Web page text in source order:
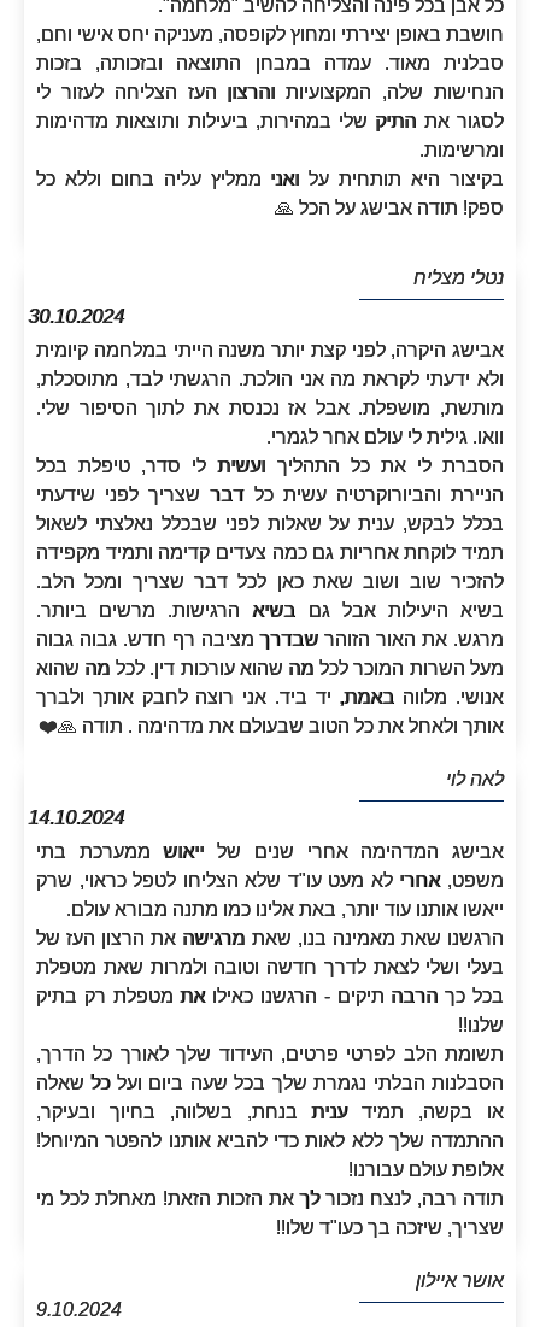
כל אבן בכל פינה והצליחה להשיב "מלחמה".
חושבת באופן יצירתי ומחוץ לקופסה, מעניקה יחס אישי וחם,
סבלנית מאוד. עמדה במבחן התוצאה ובזכותה, בזכות
הנחישות שלה, המקצועיות והרצון העז הצליחה לעזור לי
לסגור את התיק שלי במהירות, ביעילות ותוצאות מדהימות
ומרשימות.
בקיצור היא תותחית על ואני ממליץ עליה בחום וללא כל
ספק! תודה אבישג על הכל 🙏‏
אבישג היקרה, לפני קצת יותר משנה הייתי במלחמה קיומית
ולא ידעתי לקראת מה אני הולכת. הרגשתי לבד, מתוסכלת,
מותשת, מושפלת. אבל אז נכנסת את לתוך הסיפור שלי.
וואו. גילית לי עולם אחר לגמרי.
הסברת לי את כל התהליך ועשית לי סדר, טיפלת בכל
הניירת והביורוקרטיה עשית כל דבר שצריך לפני שידעתי
בכלל לבקש, ענית על שאלות לפני שבכלל נאלצתי לשאול
תמיד לוקחת אחריות גם כמה צעדים קדימה ותמיד מקפידה
להזכיר שוב ושוב שאת כאן לכל דבר שצריך ומכל הלב.
בשיא היעילות אבל גם בשיא הרגישות. מרשים ביותר.
מרגש. את האור הזוהר שבדרך מציבה רף חדש. גבוה גבוה
מעל השרות המוכר לכל מה שהוא עורכות דין. לכל מה שהוא
אנושי. מלווה באמת, יד ביד. אני רוצה לחבק אותך ולברך
אותך ולאחל את כל הטוב שבעולם את מדהימה . תודה 🙏❤️
נטלי מצליח
30.10.2024
אבישג המדהימה אחרי שנים של ייאוש ממערכת בתי
משפט, אחרי לא מעט עו"ד שלא הצליחו לטפל כראוי, שרק
ייאשו אותנו עוד יותר, באת אלינו כמו מתנה מבורא עולם.
הרגשנו שאת מאמינה בנו, שאת מרגישה את הרצון העז של
בעלי ושלי לצאת לדרך חדשה וטובה ולמרות שאת מטפלת
בכל כך הרבה תיקים - הרגשנו כאילו את מטפלת רק בתיק
שלנו!!
תשומת הלב לפרטי פרטים, העידוד שלך לאורך כל הדרך,
הסבלנות הבלתי נגמרת שלך בכל שעה ביום ועל כל שאלה
או בקשה, תמיד ענית בנחת, בשלווה, בחיוך ובעיקר,
ההתמדה שלך ללא לאות כדי להביא אותנו להפטר המיוחל!
אלופת עולם עבורנו!
תודה רבה, לנצח נזכור לך את הזכות הזאת! מאחלת לכל מי
שצריך, שיזכה בך כעו"ד שלו!!
לאה לוי
14.10.2024
אושר איילון
9.10.2024